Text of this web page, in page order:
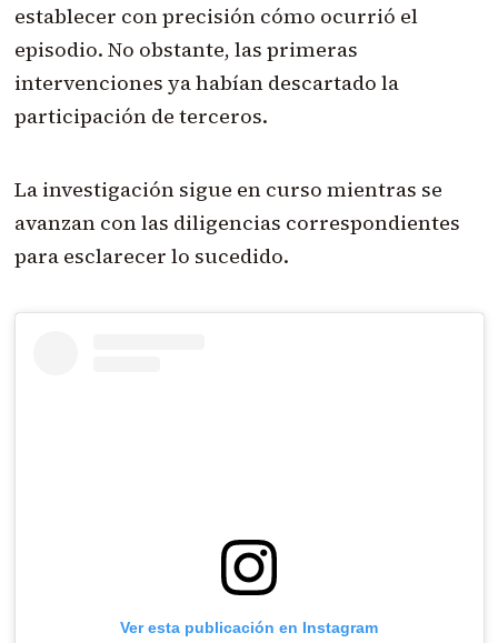
establecer con precisión cómo ocurrió el
episodio. No obstante, las primeras
intervenciones ya habían descartado la
participación de terceros.
La investigación sigue en curso mientras se
avanzan con las diligencias correspondientes
para esclarecer lo sucedido.
Ver esta publicación en Instagram